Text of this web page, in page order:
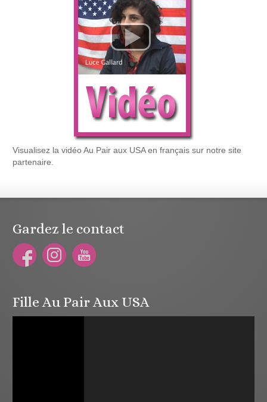
Visualisez la vidéo Au Pair aux USA en français sur notre site
partenaire.
Gardez le contact
Fille Au Pair Aux USA